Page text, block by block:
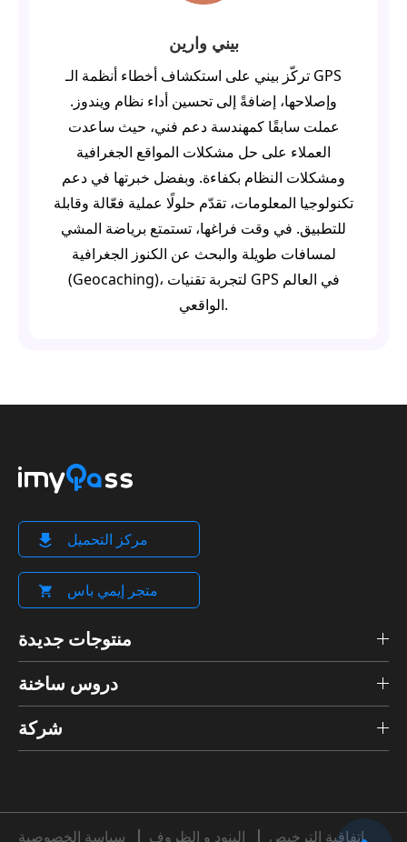
بيني وارين
تركّز بيني على استكشاف أخطاء أنظمة الـ GPS
وإصلاحها، إضافةً إلى تحسين أداء نظام ويندوز.
عملت سابقًا كمهندسة دعم فني، حيث ساعدت
العملاء على حل مشكلات المواقع الجغرافية
ومشكلات النظام بكفاءة. وبفضل خبرتها في دعم
تكنولوجيا المعلومات، تقدّم حلولًا عملية فعّالة وقابلة
للتطبيق. في وقت فراغها، تستمتع برياضة المشي
لمسافات طويلة والبحث عن الكنوز الجغرافية
(Geocaching)، لتجربة تقنيات GPS في العالم
الواقعي.
مركز التحميل
متجر إيمي باس
منتوجات جديدة
دروس ساخنة
شركة
سياسة الخصوصية البنود و الظروف اتفاقية الترخيص